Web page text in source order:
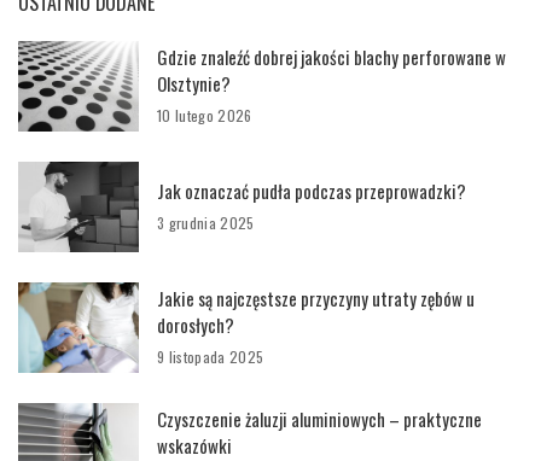
Gdzie znaleźć dobrej jakości blachy perforowane w
Olsztynie?
10 lutego 2026
Jak oznaczać pudła podczas przeprowadzki?
3 grudnia 2025
Jakie są najczęstsze przyczyny utraty zębów u
dorosłych?
9 listopada 2025
Czyszczenie żaluzji aluminiowych – praktyczne
wskazówki